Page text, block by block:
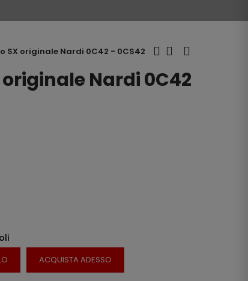
SX originale Nardi 0C42 - 0CS42
originale Nardi 0C42
ACQUISTA ADESSO